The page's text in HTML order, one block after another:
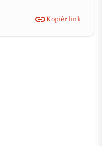
Kopiér link